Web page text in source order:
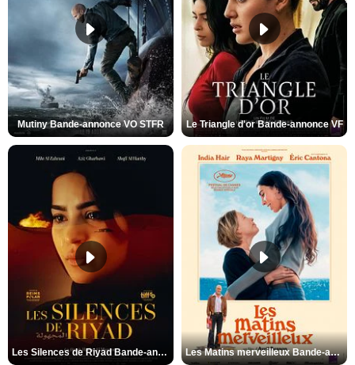
Mutiny Bande-annonce VO STFR Le Triangle d'or Bande-annonce VF
Les Silences de Riyad Bande-annonce VO STFR Les Matins merveilleux Bande-annonce VF